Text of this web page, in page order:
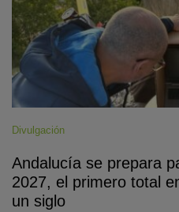
Divulgación
Andalucía se prepara
2027, el primero total
un siglo